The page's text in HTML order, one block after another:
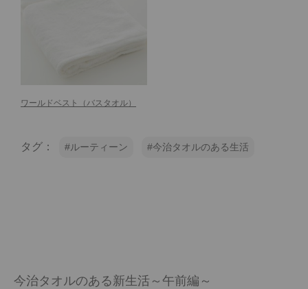
ワールドベスト （バスタオル）
タグ： ルーティーン 今治タオルのある生活
今治タオルのある新生活～午前編～